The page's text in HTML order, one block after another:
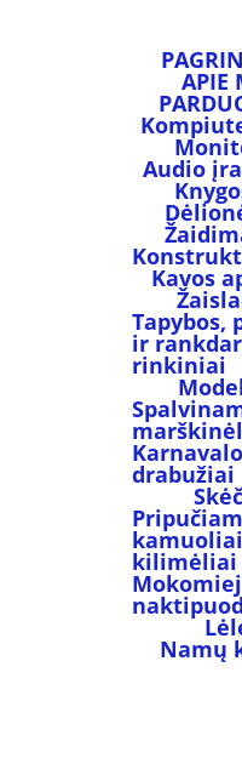
APIE
Audio
Kavos
Tapybos,
ir
rinkiniai
Karnavalo
drabužiai
kilimėliai
Namų